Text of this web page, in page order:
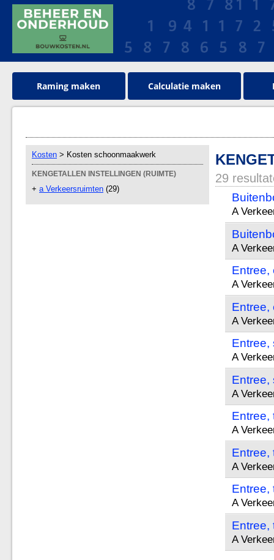
Raming maken Calculatie maken
Kosten > Kosten schoonmaakwerk
KENGETALLEN INSTELLINGEN (RUIMTE)
+ a Verkeersruimten (29)
29
A
A
Entree,
A
Entree,
A
Entree,
A
Entree,
A
Entree,
A
Entree,
A
Entree,
A
Entree,
A